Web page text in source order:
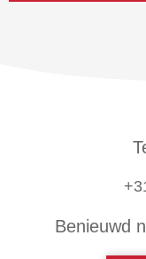
Benieuwd